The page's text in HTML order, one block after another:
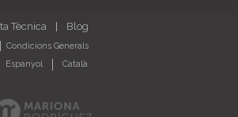
Tècnica Blog
Condicions Generals
Espanyol Català